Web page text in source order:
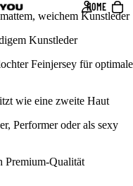
HOME
weichem Kunstleder
Kunstleder
Feinjersey für optimale
wie eine zweite Haut
Performer oder als sexy
Premium-Qualität